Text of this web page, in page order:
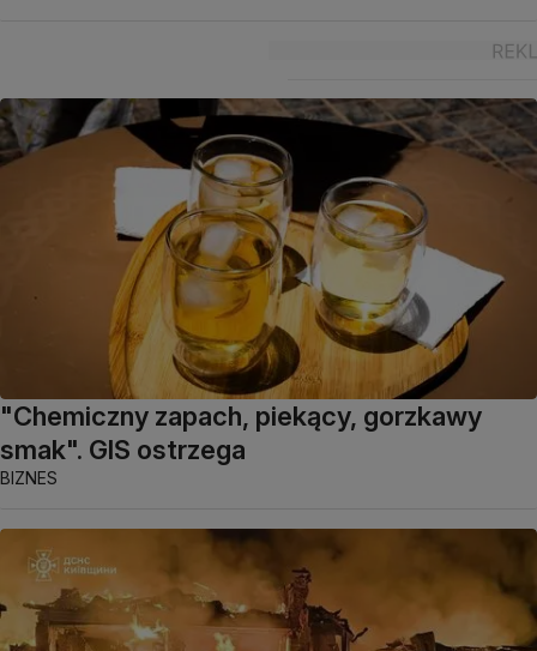
"Chemiczny zapach, piekący, gorzkawy
smak". GIS ostrzega
BIZNES